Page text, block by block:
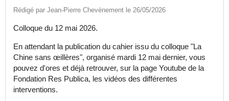
Rédigé par Jean-Pierre Chevènement le 26/05/2026
Colloque du 12 mai 2026.
En attendant la publication du cahier issu du colloque "La
Chine sans œillères", organisé mardi 12 mai dernier, vous
pouvez d'ores et déjà retrouver, sur la page Youtube de la
Fondation Res Publica, les vidéos des différentes
interventions.